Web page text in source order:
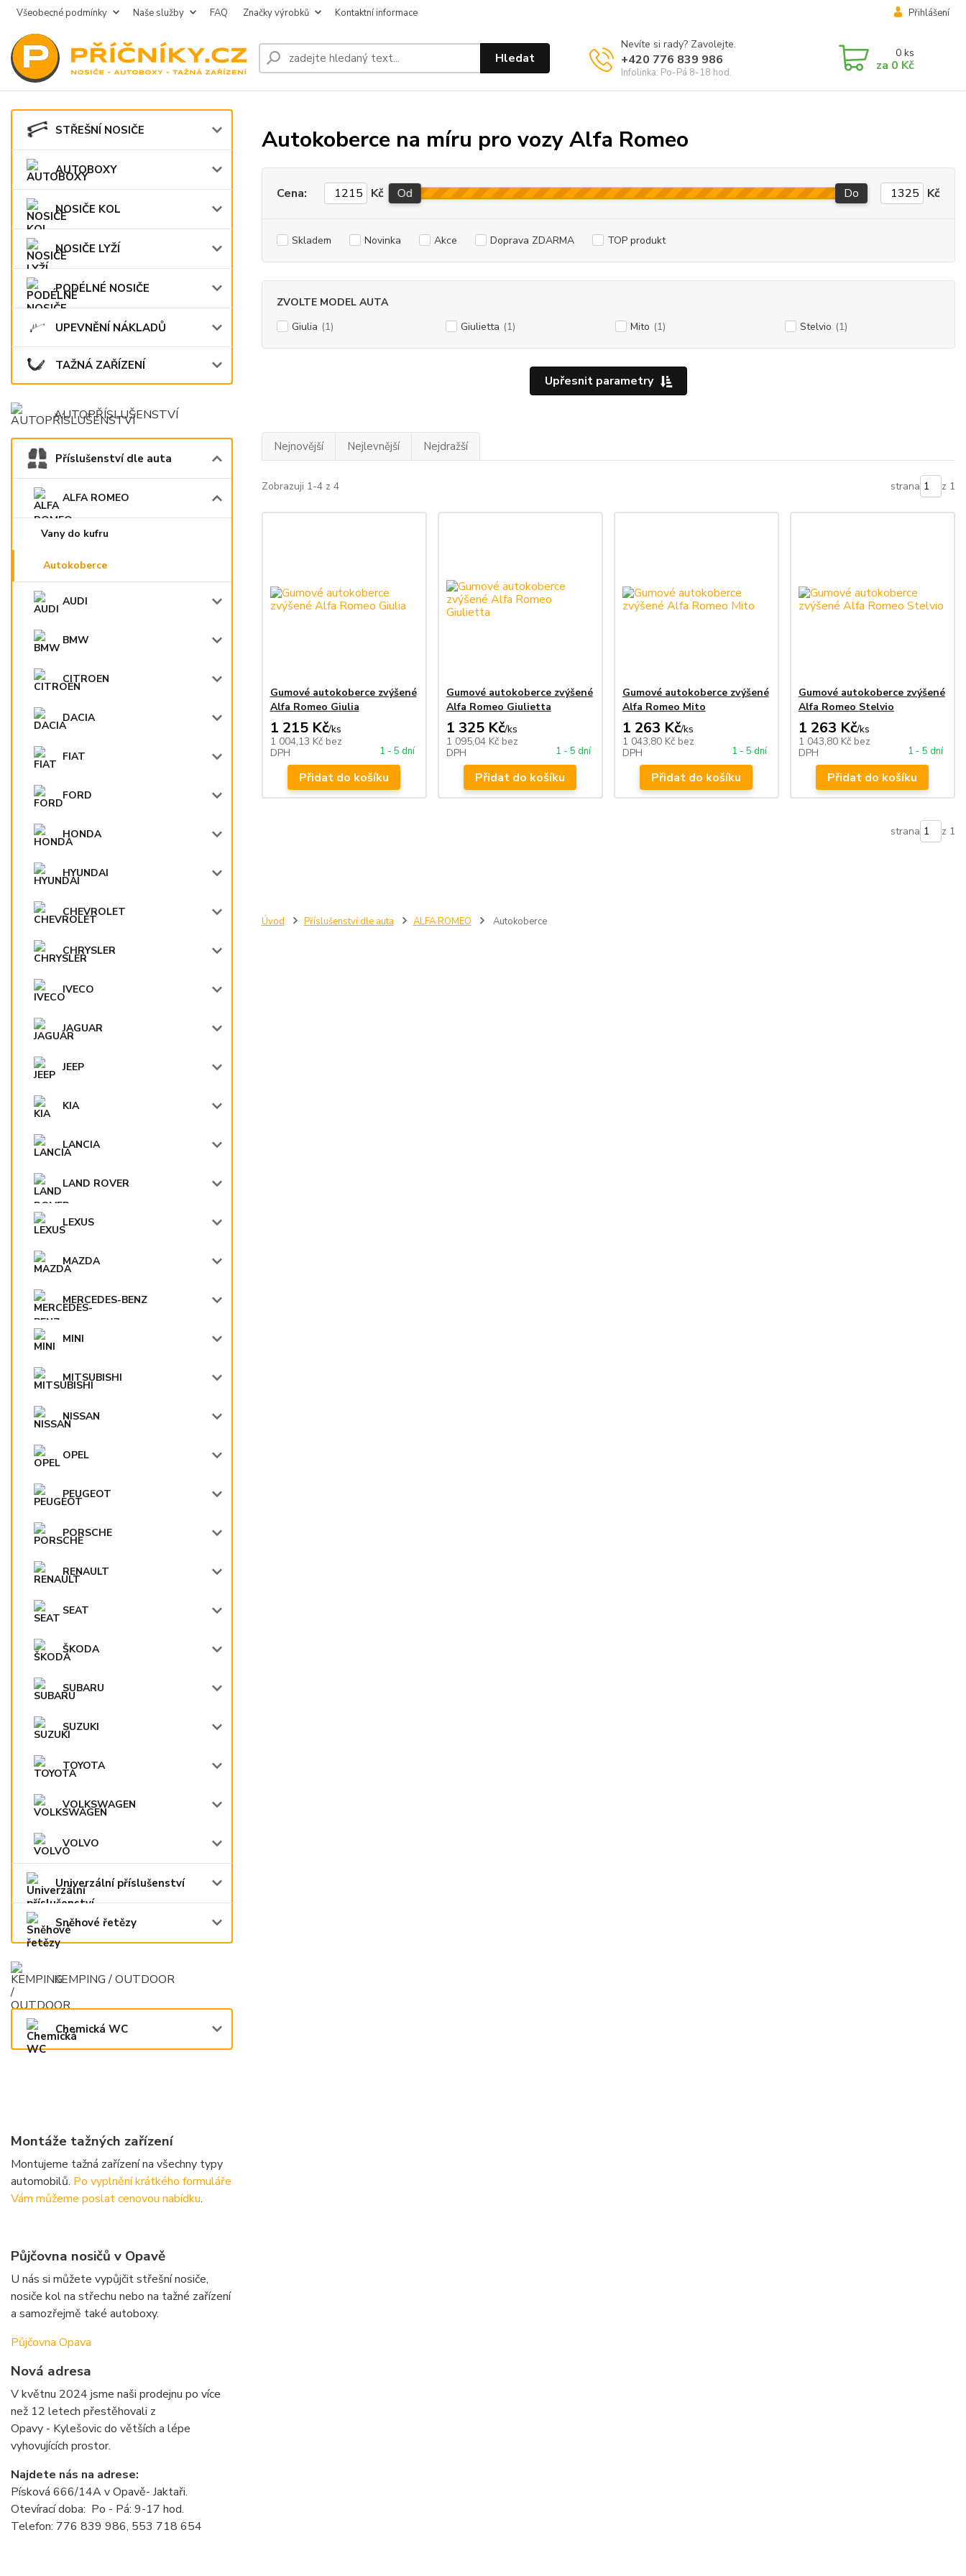
Všeobecné podmínky Naše služby FAQ Značky výrobků Kontaktní informace Přihlášení
Hledat
Nevíte si rady? Zavolejte.
+420 776 839 986
Infolinka: Po-Pá 8-18 hod.
0 ks
za 0 Kč
STŘEŠNÍ NOSIČE
AUTOBOXY
NOSIČE KOL
NOSIČE LYŽÍ
PODÉLNÉ NOSIČE
UPEVNĚNÍ NÁKLADŮ
TAŽNÁ ZAŘÍZENÍ
AUTOPŘÍSLUŠENSTVÍ
Příslušenství dle auta
ALFA ROMEO
Vany do kufru
Autokoberce
AUDI
BMW
CITROEN
DACIA
FIAT
FORD
HONDA
HYUNDAI
CHEVROLET
CHRYSLER
IVECO
JAGUAR
JEEP
KIA
LANCIA
LAND ROVER
LEXUS
MAZDA
MERCEDES-BENZ
MINI
MITSUBISHI
NISSAN
OPEL
PEUGEOT
PORSCHE
RENAULT
SEAT
ŠKODA
SUBARU
SUZUKI
TOYOTA
VOLKSWAGEN
VOLVO
Univerzální příslušenství
Sněhové řetězy
KEMPING / OUTDOOR
Chemická WC
Montáže tažných zařízení
Montujeme tažná zařízení na všechny typy
automobilů. Po vyplnění krátkého formuláře
Vám můžeme poslat cenovou nabídku.
Půjčovna nosičů v Opavě
U nás si můžete vypůjčit střešní nosiče,
nosiče kol na střechu nebo na tažné zařízení
a samozřejmě také autoboxy.
Půjčovna Opava
Nová adresa
V květnu 2024 jsme naši prodejnu po více
než 12 letech přestěhovali z
Opavy - Kylešovic do větších a lépe
vyhovujících prostor.
Najdete nás na adrese:
Písková 666/14A v Opavě- Jaktaři.
Otevírací doba: Po - Pá: 9-17 hod.
Telefon: 776 839 986, 553 718 654
Úvod Příslušenství dle auta ALFA ROMEO Autokoberce
Autokoberce na míru pro vozy Alfa Romeo
Upřesnit parametry
Cena: Kč Od Do Kč
Skladem Novinka Akce Doprava ZDARMA TOP produkt
ZVOLTE MODEL AUTA
Giulia (1) Giulietta (1) Mito (1) Stelvio (1)
Nejnovější Nejlevnější Nejdražší
Zobrazuji 1-4 z 4 strana z 1
Gumové autokoberce zvýšené
Alfa Romeo Giulia
1 215 Kč/ks
1 004,13 Kč bez
DPH
1 - 5 dní
Přidat do košíku
Gumové autokoberce zvýšené
Alfa Romeo Giulietta
1 325 Kč/ks
1 095,04 Kč bez
DPH
1 - 5 dní
Přidat do košíku
Gumové autokoberce zvýšené
Alfa Romeo Mito
1 263 Kč/ks
1 043,80 Kč bez
DPH
1 - 5 dní
Přidat do košíku
Gumové autokoberce zvýšené
Alfa Romeo Stelvio
1 263 Kč/ks
1 043,80 Kč bez
DPH
1 - 5 dní
Přidat do košíku
strana z 1